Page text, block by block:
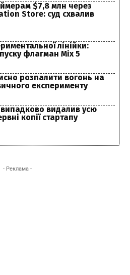
$7,8 млн через
Store: суд схвалив
лінійки:
флагман Mix 5
розпалити вогонь на
експерименту
видалив усю
копії стартапу
- Реклама -